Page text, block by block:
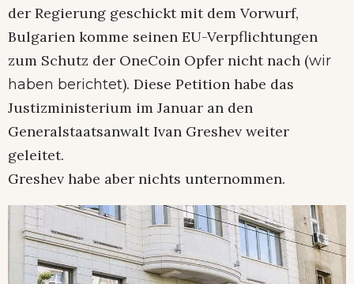
der Regierung geschickt mit dem Vorwurf,
Bulgarien komme seinen EU-Verpflichtungen
zum Schutz der OneCoin Opfer nicht nach (wir
haben berichtet). Diese Petition habe das
Justizministerium im Januar an den
Generalstaatsanwalt Ivan Greshev weiter
geleitet.
Greshev habe aber nichts unternommen.